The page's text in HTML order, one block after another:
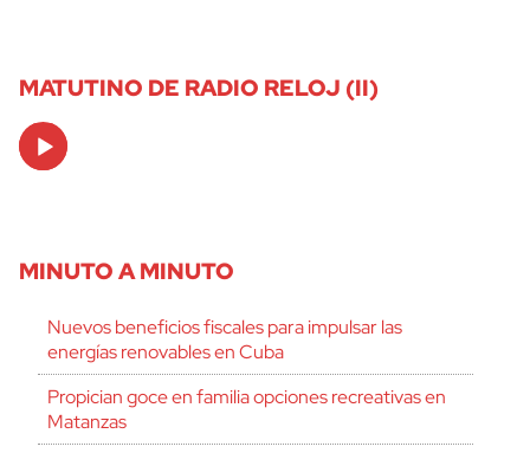
MATUTINO DE RADIO RELOJ (II)
Audio
Player
MINUTO A MINUTO
Nuevos beneficios fiscales para impulsar las
energías renovables en Cuba
Propician goce en familia opciones recreativas en
Matanzas